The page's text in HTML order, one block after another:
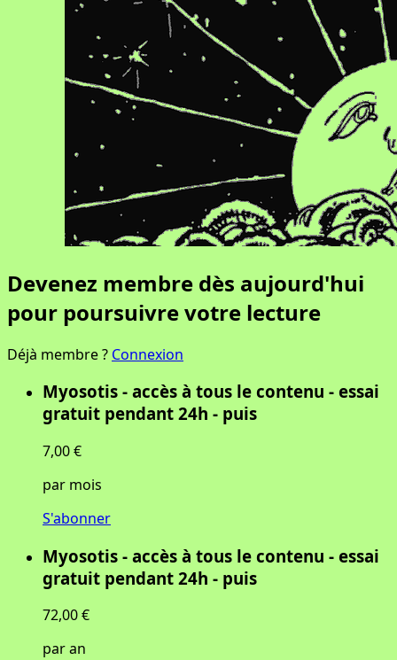
Devenez membre dès aujourd'hui
pour poursuivre votre lecture
Déjà membre ? Connexion
Myosotis - accès à tous le contenu - essai
gratuit pendant 24h - puis
7,00 €
par mois
S'abonner
Myosotis - accès à tous le contenu - essai
gratuit pendant 24h - puis
72,00 €
par an